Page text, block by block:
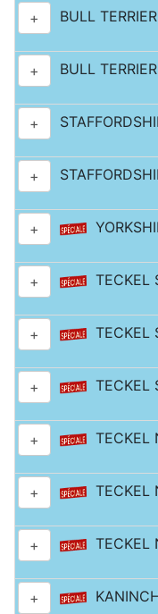
+ BULL
+ BULL
+
+
+
+ TECKEL
+ TECKEL
+
+ TECKEL
+
+
+